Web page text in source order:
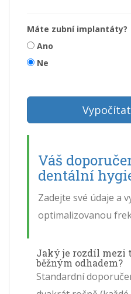
Máte zubní implantáty?
Ano
Ne
Váš
dentální
Zadejte své údaje a
optimalizovanou
Jaký je rozdíl mezi
běžným odhadem?
Standardní